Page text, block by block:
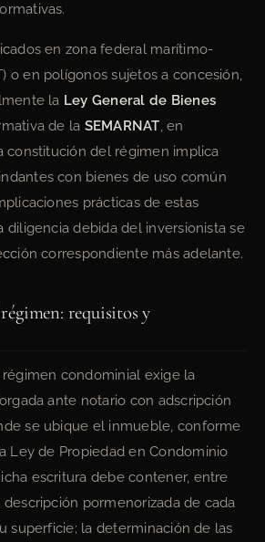
en zona federal marítimo-
o en polígonos sujetos a concesión,
la Ley General de Bienes
de la SEMARNAT, en
constitución del régimen implica
con bienes de uso común
prácticas de estas
diligencia debida del inversionista se
correspondiente más adelante.
requisitos y
condominial exige la
ante notario con adscripción
se ubique el inmueble, conforme
Ley de Propiedad en Condominio
escritura debe contener, entre
pormenorizada de cada
superficie; la determinación de las